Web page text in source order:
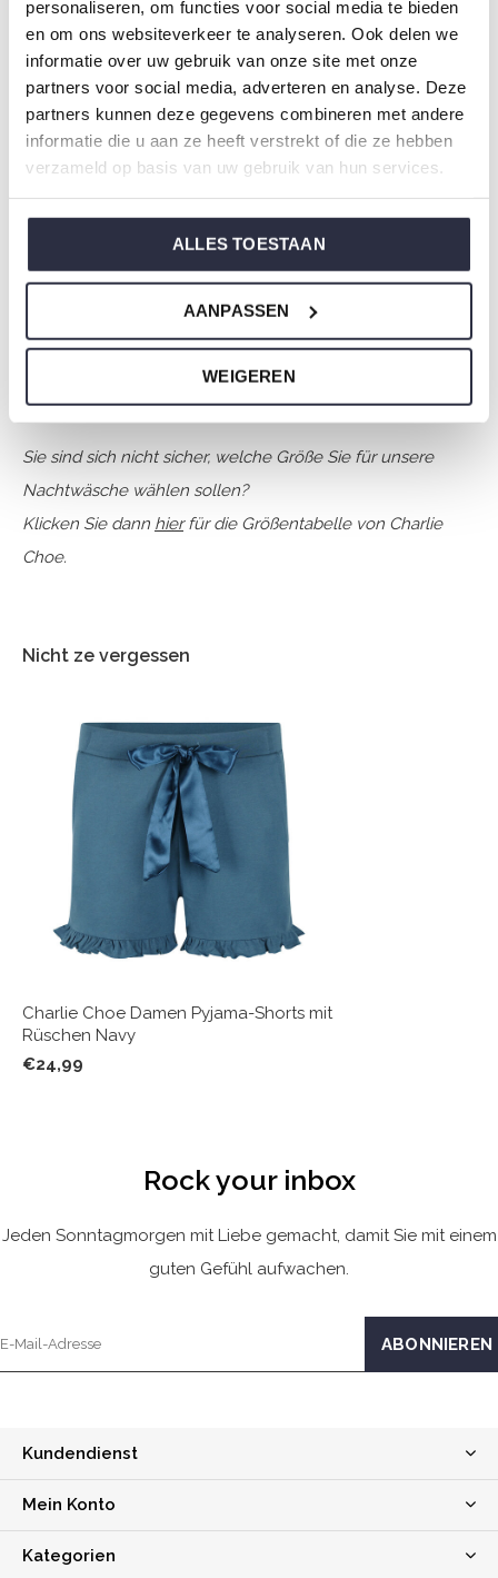
personaliseren, om functies voor social media te bieden
en om ons websiteverkeer te analyseren. Ook delen we
informatie over uw gebruik van onze site met onze
partners voor social media, adverteren en analyse. Deze
partners kunnen deze gegevens combineren met andere
informatie die u aan ze heeft verstrekt of die ze hebben
verzameld op basis van uw gebruik van hun services.
ALLES TOESTAAN
AANPASSEN
WEIGEREN
Saison: Spring/Summer 2026
Thema: N Amalfi Coast
Kollektion: Damen
Typ:
Pyjama
Geschlecht: Damen
Farbe: Navy
Die Nachtwäsche von Charlie Choe ist gefertigt aus
Sie sind sich nicht sicher, welche Größe Sie für unsere
Nachtwäsche wählen sollen?
Klicken Sie dann hierfür die Größentabelle von Charlie
Choe.
Nicht ze vergessen
Charlie Choe Damen Pyjama-Shorts mit
Rüschen Navy
€24,99
Rock your inbox
Jeden Sonntagmorgen mit Liebe gemacht, damit Sie mit einem
guten Gefühl aufwachen.
Kundendienst
Mein Konto
Kategorien